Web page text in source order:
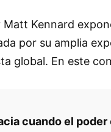
Kennard
por su amplia
global. En este
cuando el